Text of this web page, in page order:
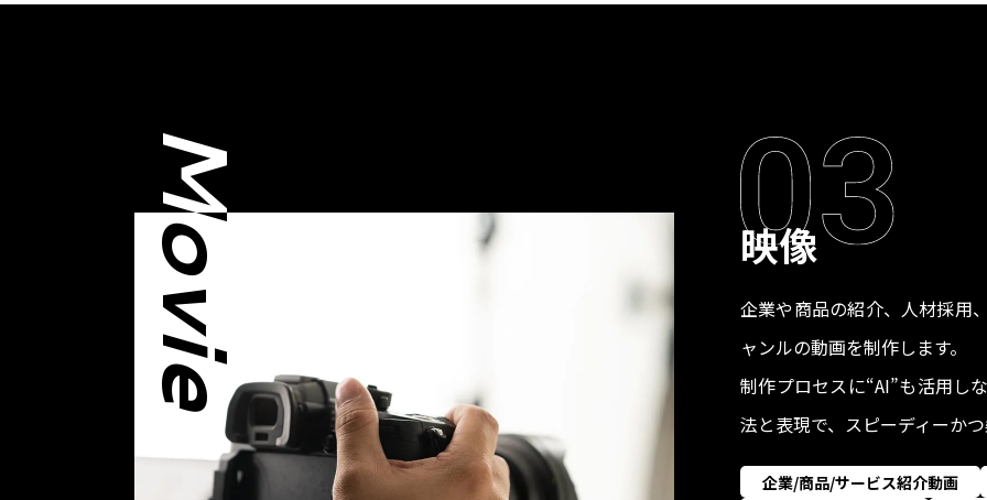
Movie 映像
企業や商品の紹介、人材採用
ャンルの動画を制作します。
制作プロセスに“AI”も活用し
法と表現で、スピーディーか
企業/商品/サービス紹介動画